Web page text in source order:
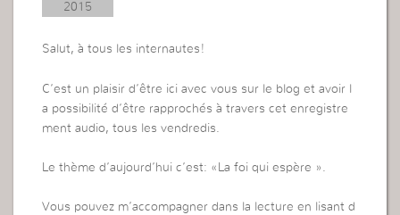
2015
Salut, à tous les internautes!
C’est un plaisir d’être ici avec vous sur le blog et avoir l
a possibilité d’être rapprochés à travers cet enregistre
ment audio, tous les vendredis.
Le thème d’aujourd’hui c’est: «La foi qui espère ».
Vous pouvez m’accompagner dans la lecture en lisant d